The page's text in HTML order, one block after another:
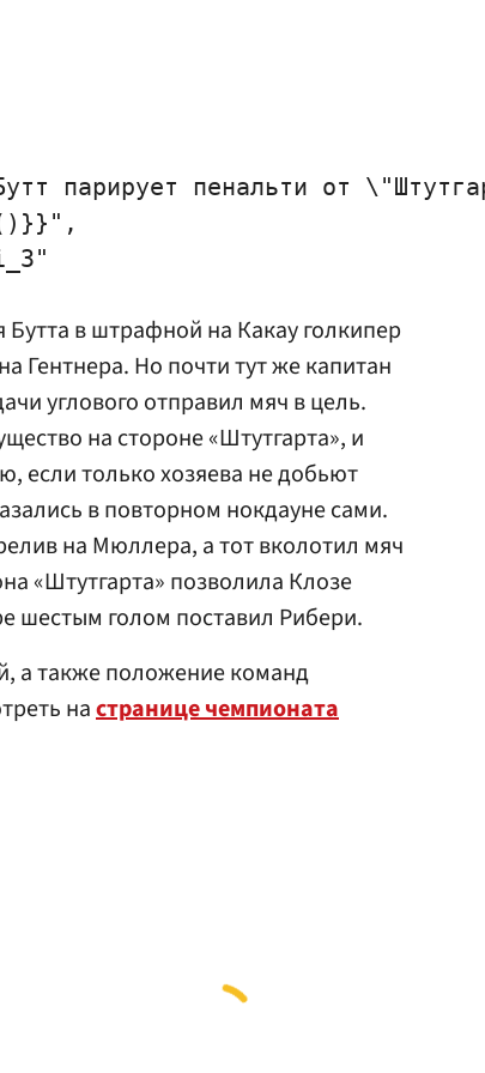
парирует пенальти от
в штрафной на Какау голкипер
Гентнера. Но почти тут же капитан
углового отправил мяч в цель.
на стороне «Штутгарта», и
если только хозяева не добьют
в повторном нокдауне сами.
на Мюллера, а тот вколотил мяч
«Штутгарта» позволила Клозе
шестым голом поставил Рибери.
а также положение команд
настранице чемпионата